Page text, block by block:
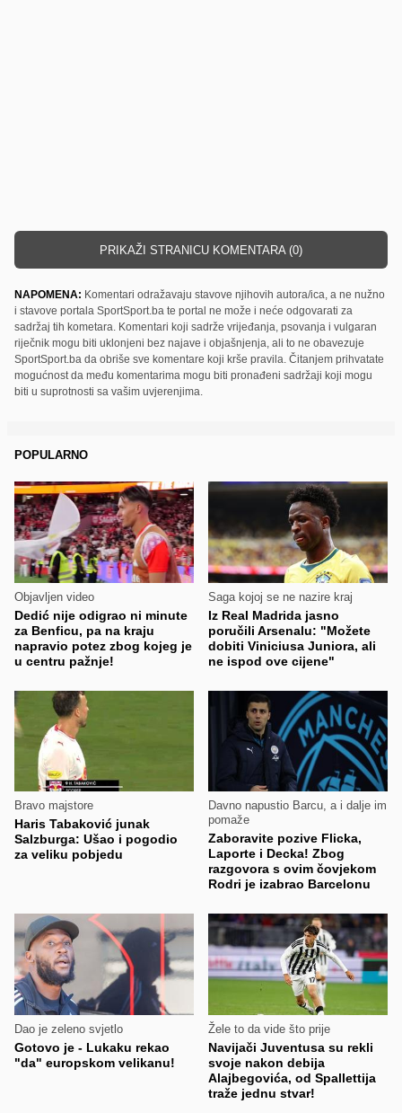
PRIKAŽI STRANICU KOMENTARA (0)
NAPOMENA: Komentari odražavaju stavove njihovih autora/ica, a ne nužno
i stavove portala SportSport.ba te portal ne može i neće odgovarati za
sadržaj tih kometara. Komentari koji sadrže vrijeđanja, psovanja i vulgaran
riječnik mogu biti uklonjeni bez najave i objašnjenja, ali to ne obavezuje
SportSport.ba da obriše sve komentare koji krše pravila. Čitanjem prihvatate
mogućnost da među komentarima mogu biti pronađeni sadržaji koji mogu
biti u suprotnosti sa vašim uvjerenjima.
POPULARNO
Objavljen video
Dedić nije odigrao ni minute
za Benficu, pa na kraju
napravio potez zbog kojeg je
u centru pažnje!
Saga kojoj se ne nazire kraj
Iz Real Madrida jasno
poručili Arsenalu: "Možete
dobiti Viniciusa Juniora, ali
ne ispod ove cijene"
Bravo majstore
Haris Tabaković junak
Salzburga: Ušao i pogodio
za veliku pobjedu
Davno napustio Barcu, a i dalje im
pomaže
Zaboravite pozive Flicka,
Laporte i Decka! Zbog
razgovora s ovim čovjekom
Rodri je izabrao Barcelonu
Dao je zeleno svjetlo
Gotovo je - Lukaku rekao
"da" europskom velikanu!
Žele to da vide što prije
Navijači Juventusa su rekli
svoje nakon debija
Alajbegovića, od Spallettija
traže jednu stvar!